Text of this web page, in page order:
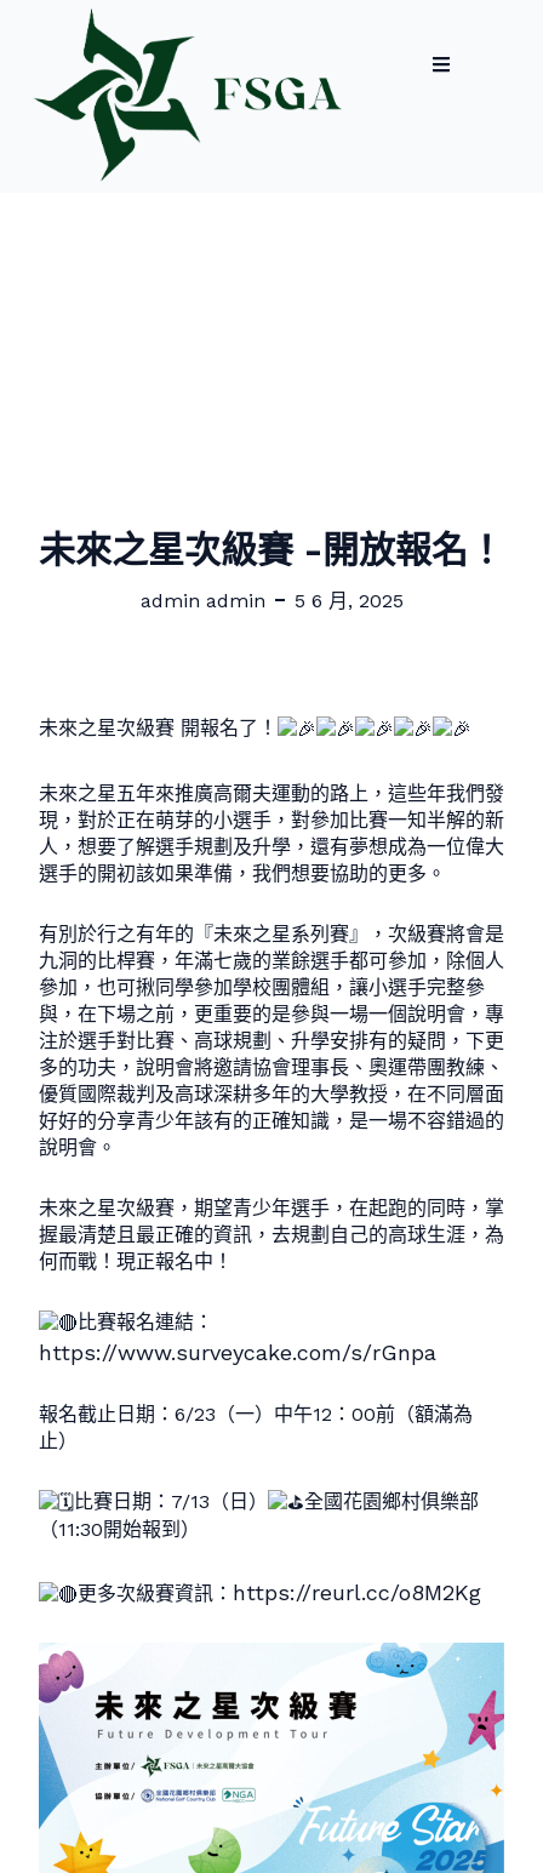
未來之星次級賽 -開放報名！
admin admin 5 6 月, 2025
未來之星次級賽 開報名了！
未來之星五年來推廣高爾夫運動的路上，這些年我們發
現，對於正在萌芽的小選手，對參加比賽一知半解的新
人，想要了解選手規劃及升學，還有夢想成為一位偉大
選手的開初該如果準備，我們想要協助的更多。
有別於行之有年的『未來之星系列賽』，次級賽將會是
九洞的比桿賽，年滿七歲的業餘選手都可參加，除個人
參加，也可揪同學參加學校團體組，讓小選手完整參
與，在下場之前，更重要的是參與一場一個說明會，專
注於選手對比賽、高球規劃、升學安排有的疑問，下更
多的功夫，說明會將邀請協會理事長、奧運帶團教練、
優質國際裁判及高球深耕多年的大學教授，在不同層面
好好的分享青少年該有的正確知識，是一場不容錯過的
說明會。
未來之星次級賽，期望青少年選手，在起跑的同時，掌
握最清楚且最正確的資訊，去規劃自己的高球生涯，為
何而戰！現正報名中！
比賽報名連結：
https://www.surveycake.com/s/rGnpa
報名截止日期：6/23（一）中午12：00前（額滿為
止）
比賽日期：7/13（日）
全國花園鄉村俱樂部
（11:30開始報到）
更多次級賽資訊： https://reurl.cc/o8M2Kg